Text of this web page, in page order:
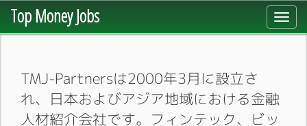
Top Money Jobs
TMJ-Partnersは2000年3月に設立さ
れ、日本およびアジア地域における金融
人材紹介会社です。フィンテック、ビッ